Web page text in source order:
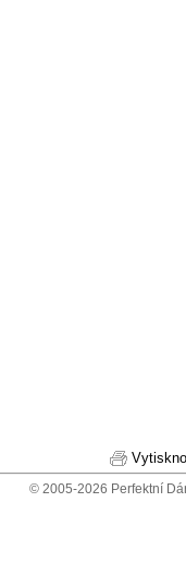
© 2005-2026 Perfektní